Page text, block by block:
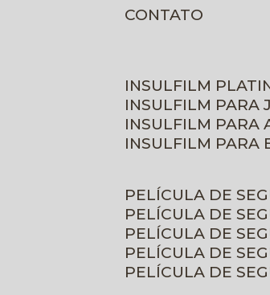
CONTATO
INSULFILM
INSULFILM PARA
INSULFILM PARA
INSULFILM PARA
PELÍCULA DE
PELÍCULA DE
PELÍCULA DE
PELÍCULA DE
PELÍCULA DE